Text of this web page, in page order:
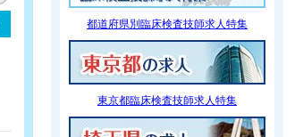
都道府県別臨床検査技師求人特集
東京都臨床検査技師求人特集